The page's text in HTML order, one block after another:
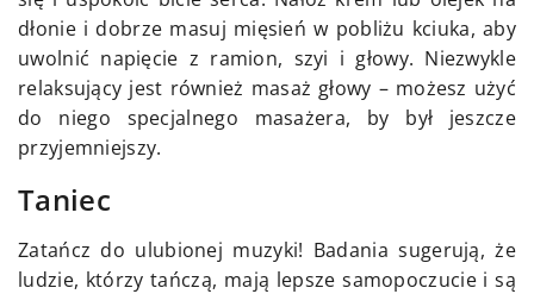
dłonie i dobrze masuj mięsień w pobliżu kciuka, aby
uwolnić napięcie z ramion, szyi i głowy. Niezwykle
relaksujący jest również masaż głowy – możesz użyć
do niego specjalnego masażera, by był jeszcze
przyjemniejszy.
Taniec
Zatańcz do ulubionej muzyki! Badania sugerują, że
ludzie, którzy tańczą, mają lepsze samopoczucie i są